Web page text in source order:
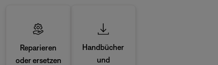
Reparieren
oder ersetzen
Handbücher
und